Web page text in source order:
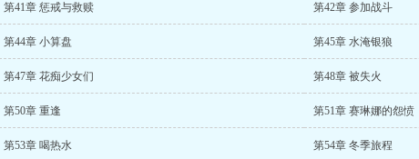
第41章 惩戒与救赎 第42章 参加战斗
第44章 小算盘 第45章 水淹银狼
第47章 花痴少女们 第48章 被失火
第50章 重逢 第51章 赛琳娜的怨愤
第53章 喝热水 第54章 冬季旅程